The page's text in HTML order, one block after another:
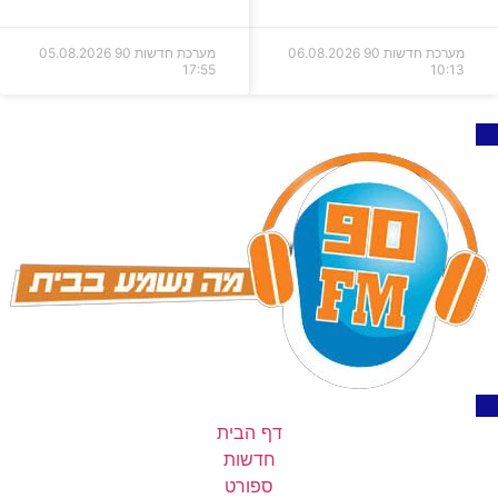
מערכת חדשות 90
06.08.2026
10:13
מערכת חדשות 90
05.08.2026
17:55
דף הבית
חדשות
ספורט